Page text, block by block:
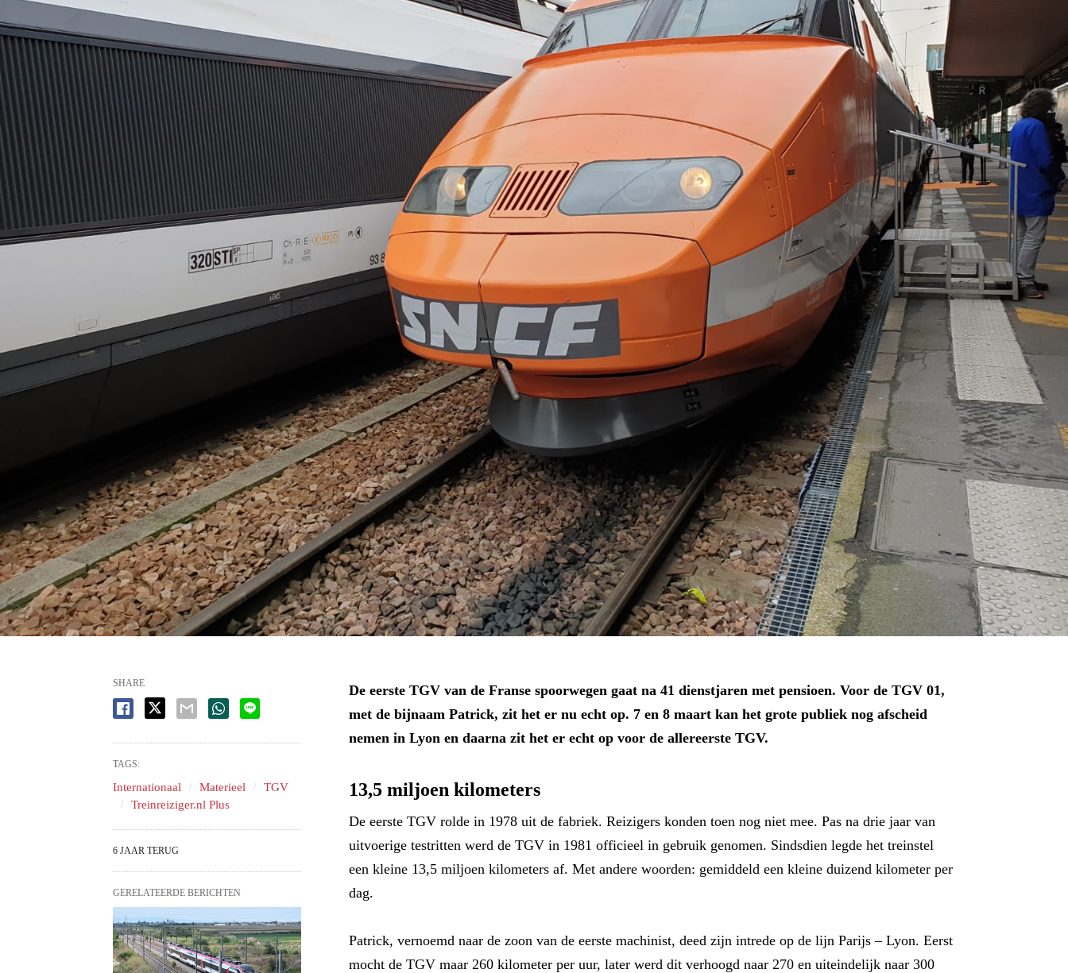
De eerste TGV van de Franse spoorwegen gaat na 41 dienstjaren met pensioen. Voor de TGV 01,
met de bijnaam Patrick, zit het er nu echt op. 7 en 8 maart kan het grote publiek nog afscheid
nemen in Lyon en daarna zit het er echt op voor de allereerste TGV.
13,5 miljoen kilometers
De eerste TGV rolde in 1978 uit de fabriek. Reizigers konden toen nog niet mee. Pas na drie jaar van
uitvoerige testritten werd de TGV in 1981 officieel in gebruik genomen. Sindsdien legde het treinstel
een kleine 13,5 miljoen kilometers af. Met andere woorden: gemiddeld een kleine duizend kilometer per
dag.
Patrick, vernoemd naar de zoon van de eerste machinist, deed zijn intrede op de lijn Parijs – Lyon. Eerst
mocht de TGV maar 260 kilometer per uur, later werd dit verhoogd naar 270 en uiteindelijk naar 300
SHARE
TAGS:
Internationaal Materieel
TGV
Treinreiziger.nl Plus
6 JAAR TERUG
GERELATEERDE BERICHTEN